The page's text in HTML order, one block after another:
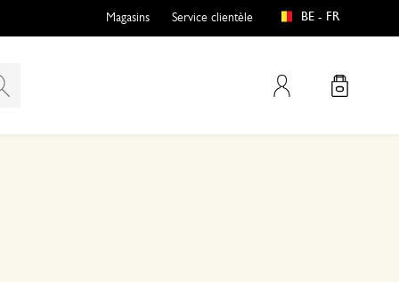
Mon compte
Magasins Service clientèle BE - FR